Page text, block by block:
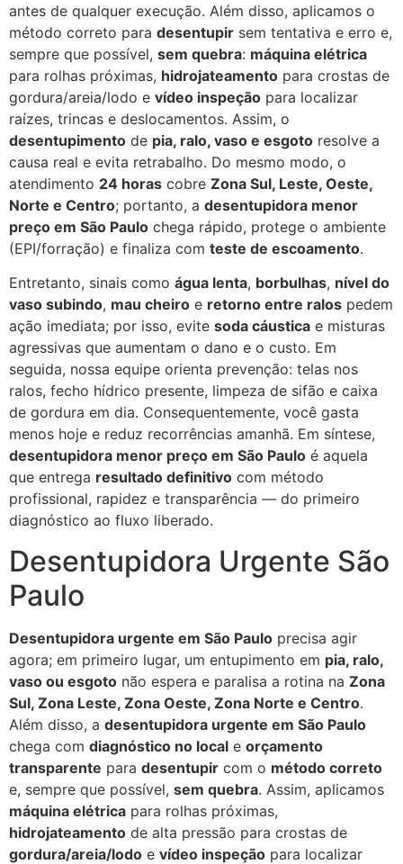
antes de qualquer execução. Além disso, aplicamos o
método correto para desentupir sem tentativa e erro e,
sempre que possível, sem quebra: máquina elétrica
para rolhas próximas, hidrojateamento para crostas de
gordura/areia/lodo e vídeo inspeção para localizar
raízes, trincas e deslocamentos. Assim, o
desentupimento de pia, ralo, vaso e esgoto resolve a
causa real e evita retrabalho. Do mesmo modo, o
atendimento 24 horas cobre Zona Sul, Leste, Oeste,
Norte e Centro; portanto, a desentupidora menor
preço em São Paulo chega rápido, protege o ambiente
(EPI/forração) e finaliza com teste de escoamento.
Entretanto, sinais como água lenta, borbulhas, nível do
vaso subindo, mau cheiro e retorno entre ralos pedem
ação imediata; por isso, evite soda cáustica e misturas
agressivas que aumentam o dano e o custo. Em
seguida, nossa equipe orienta prevenção: telas nos
ralos, fecho hídrico presente, limpeza de sifão e caixa
de gordura em dia. Consequentemente, você gasta
menos hoje e reduz recorrências amanhã. Em síntese,
desentupidora menor preço em São Paulo é aquela
que entrega resultado definitivo com método
profissional, rapidez e transparência — do primeiro
diagnóstico ao fluxo liberado.
Desentupidora Urgente São
Paulo
Desentupidora urgente em São Paulo precisa agir
agora; em primeiro lugar, um entupimento em pia, ralo,
vaso ou esgoto não espera e paralisa a rotina na Zona
Sul, Zona Leste, Zona Oeste, Zona Norte e Centro.
Além disso, a desentupidora urgente em São Paulo
chega com diagnóstico no local e orçamento
transparente para desentupir com o método correto
e, sempre que possível, sem quebra. Assim, aplicamos
máquina elétrica para rolhas próximas,
hidrojateamento de alta pressão para crostas de
gordura/areia/lodo e vídeo inspeção para localizar